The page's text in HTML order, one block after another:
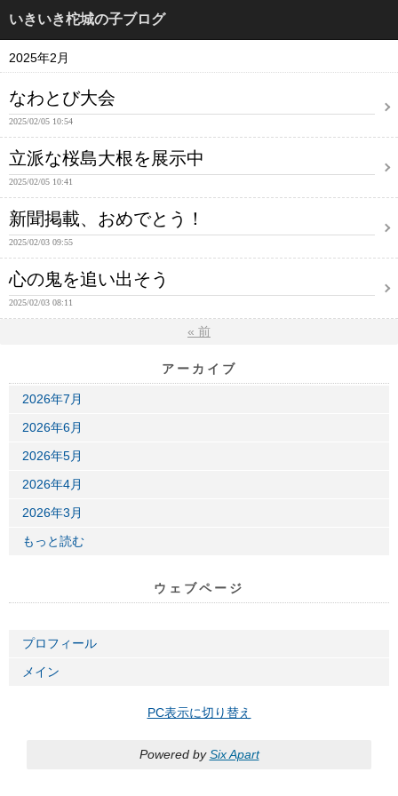
いきいき柁城の子ブログ
2025年2月
なわとび大会
2025/02/05 10:54
立派な桜島大根を展示中
2025/02/05 10:41
新聞掲載、おめでとう！
2025/02/03 09:55
心の鬼を追い出そう
2025/02/03 08:11
« 前
アーカイブ
2026年7月
2026年6月
2026年5月
2026年4月
2026年3月
もっと読む
ウェブページ
プロフィール
メイン
PC表示に切り替え
Powered bySix Apart